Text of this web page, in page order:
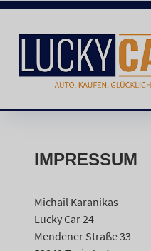
IMPRESSUM
Michail Karanikas
Lucky Car 24
Mendener Straße 33